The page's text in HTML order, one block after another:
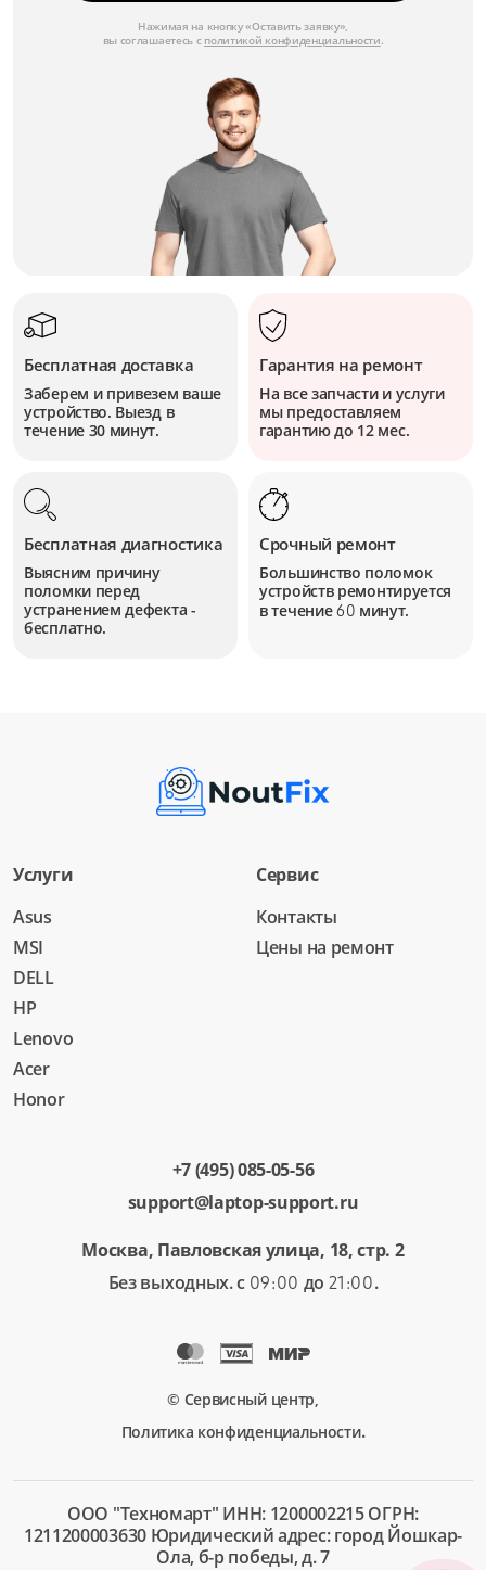
Нажимая на кнопку «Оставить заявку»,
вы соглашаетесь с политикой конфиденциальности.
Бесплатная доставка
Заберем и привезем ваше
устройство. Выезд в
течение 30 минут.
Гарантия на ремонт
На все запчасти и услуги
мы предоставляем
гарантию до 12 мес.
Бесплатная диагностика
Выясним причину
поломки перед
устранением дефекта -
бесплатно.
Срочный ремонт
Большинство поломок
устройств ремонтируется
в течение60 минут.
Услуги
Asus
MSI
DELL
HP
Lenovo
Acer
Honor
Сервис
Контакты
Цены на ремонт
+7 (495) 085-05-56
support@laptop-support.ru
Москва, Павловская улица, 18, стр. 2
Без выходных. с 09:00 до 21:00.
© Сервисный центр,
Политика конфиденциальности.
ООО "Техномарт" ИНН: 1200002215 ОГРН:
1211200003630 Юридический адрес: город Йошкар-
Ола, б-р победы, д. 7